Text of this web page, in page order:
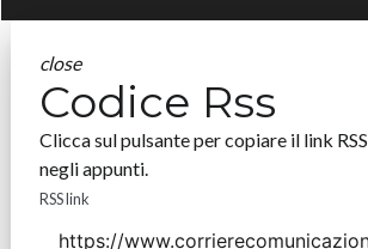
close
Codice Rss
Clicca sul pulsante per copiare il link RSS
negli appunti.
RSS link